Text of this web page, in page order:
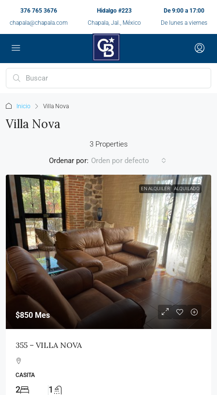
376 765 3676
chapala@chapala.com
Hidalgo #223
Chapala, Jal., México
De 9:00 a 17:00
De lunes a viernes
Inicio Villa Nova
Villa Nova
3 Properties
Ordenar por: Orden por defecto
EN ALQUILER ALQUILADO
$850 Mes
355 – VILLA NOVA
CASITA
2 1